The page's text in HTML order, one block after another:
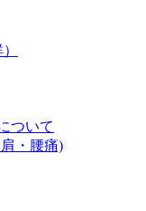
ついて
・腰痛)